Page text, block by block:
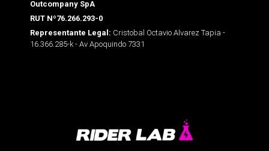
Outcompany SpA
RUT Nº76.266.293-0
Representante Legal: Cristobal Octavio Alvarez Tapia -
16.366.285-k - Av Apoquindo 7331